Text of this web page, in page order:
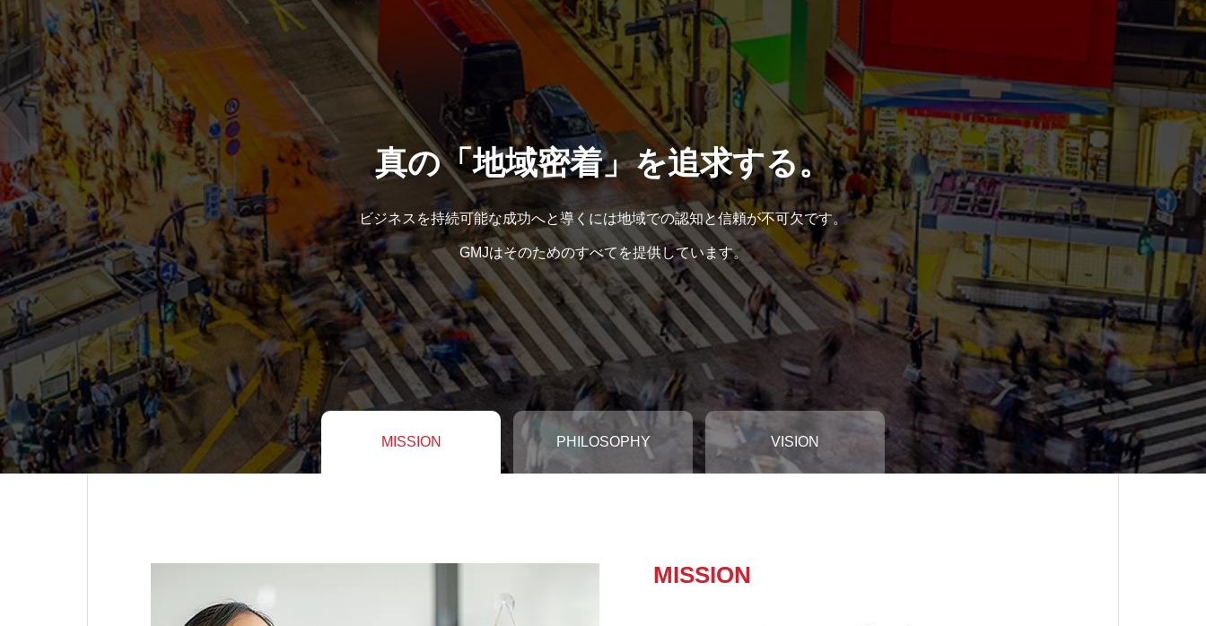
真の「地域密着」を追求する。
ビジネスを持続可能な成功へと導くには地域での認知と信頼が不可欠です。
GMJはそのためのすべてを提供しています。
MISSION PHILOSOPHY VISION
MISSION
PHILOSOPHY
VISION